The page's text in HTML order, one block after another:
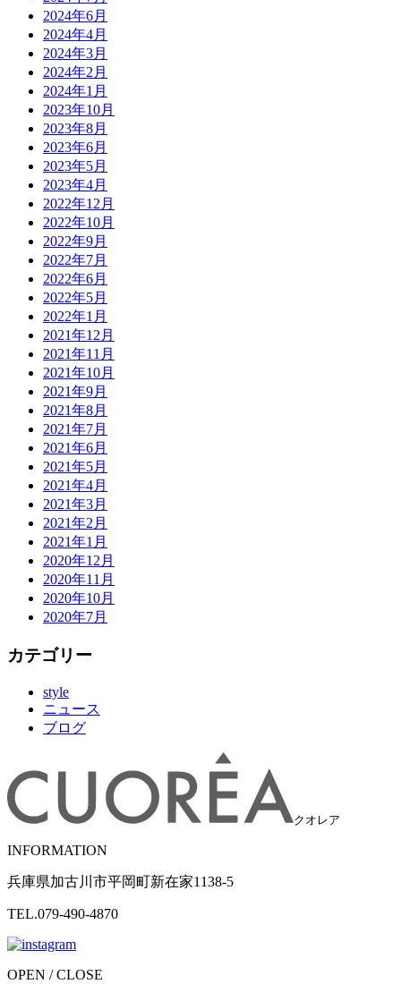
2024年6月
2024年4月
2024年3月
2024年2月
2024年1月
2023年10月
2023年8月
2023年6月
2023年5月
2023年4月
2022年12月
2022年10月
2022年9月
2022年7月
2022年6月
2022年5月
2022年1月
2021年12月
2021年11月
2021年10月
2021年9月
2021年8月
2021年7月
2021年6月
2021年5月
2021年4月
2021年3月
2021年2月
2021年1月
2020年12月
2020年11月
2020年10月
2020年7月
カテゴリー
style
ニュース
ブログ
クオレア
INFORMATION
兵庫県加古川市平岡町新在家1138-5
TEL.079-490-4870
OPEN / CLOSE